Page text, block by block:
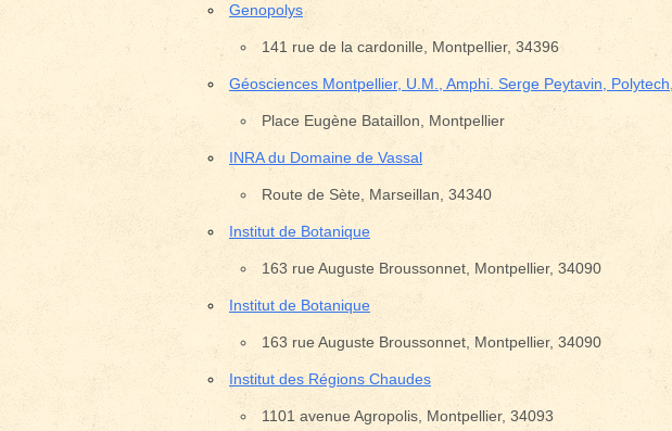
Pays
Genopolys
141 rue de la cardonille, Montpellier, 34396
Géosciences Montpellier, U.M., Amphi. Serge Peytavin,
Place Eugène Bataillon, Montpellier
INRA du Domaine de Vassal
Route de Sète, Marseillan, 34340
Institut de Botanique
163 rue Auguste Broussonnet, Montpellier, 34090
Institut de Botanique
163 rue Auguste Broussonnet, Montpellier, 34090
Institut des Régions Chaudes
1101 avenue Agropolis, Montpellier, 34093